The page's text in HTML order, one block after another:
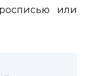
или